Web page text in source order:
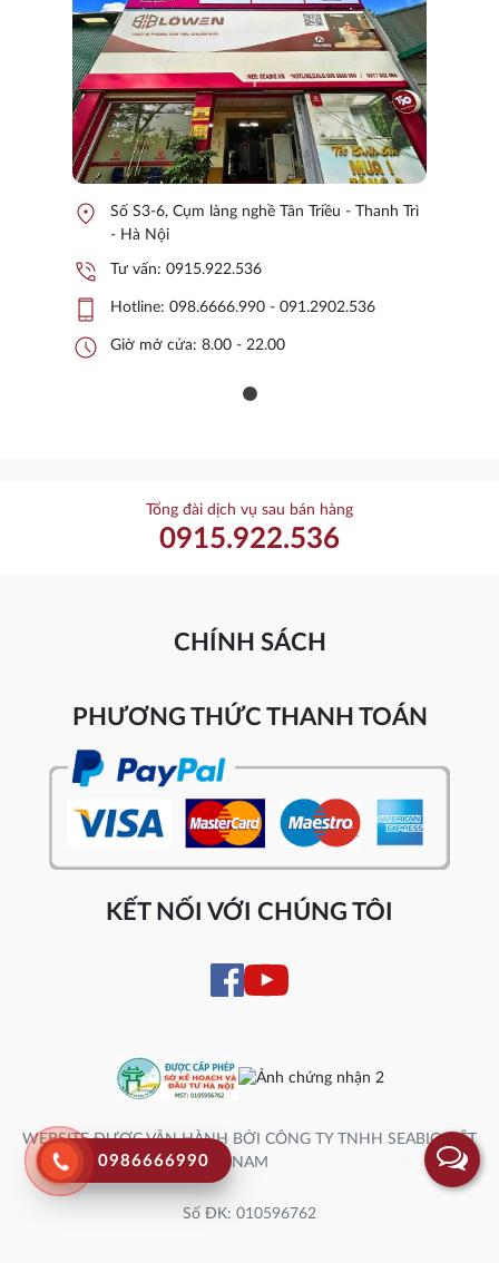
location_on
Số S3-6, Cụm làng nghề Tân Triều - Thanh Trì
- Hà Nội
phone_in_talk Tư vấn: 0915.922.536
phone_iphone Hotline: 098.6666.990 - 091.2902.536
schedule Giờ mở cửa: 8.00 - 22.00
Tổng đài dịch vụ sau bán hàng
0915.922.536
CHÍNH SÁCH
PHƯƠNG THỨC THANH TOÁN
KẾT NỐI VỚI CHÚNG TÔI
WEBSITE ĐƯỢC VẬN HÀNH BỞI CÔNG TY TNHH SEABIG VIỆT
NAM
Số ĐK: 010596762
0986666990